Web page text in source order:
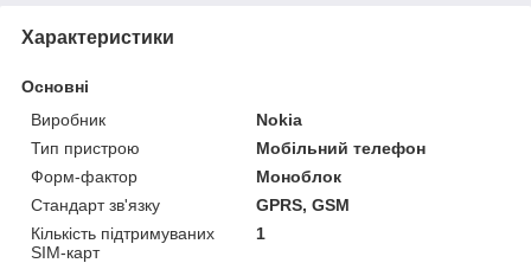
Характеристики
Основні
Виробник
Nokia
Тип пристрою
Мобільний телефон
Форм-фактор
Моноблок
Стандарт зв'язку
GPRS, GSM
Кількість підтримуваних
SIM-карт
1